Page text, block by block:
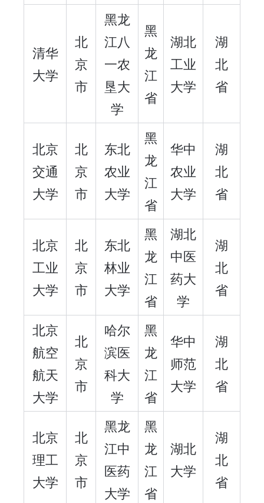
清华
大学
北
京
市
黑龙
江八
一农
垦大
学
黑
龙
江
省
湖北
工业
大学
湖
北
省
北京
交通
大学
北
京
市
东北
农业
大学
黑
龙
江
省
华中
农业
大学
湖
北
省
北京
工业
大学
北
京
市
东北
林业
大学
黑
龙
江
省
湖北
中医
药大
学
湖
北
省
北京
航空
航天
大学
北
京
市
哈尔
滨医
科大
学
黑
龙
江
省
华中
师范
大学
湖
北
省
北京
理工
大学
北
京
市
黑龙
江中
医药
大学
黑
龙
江
省
湖北
大学
湖
北
省